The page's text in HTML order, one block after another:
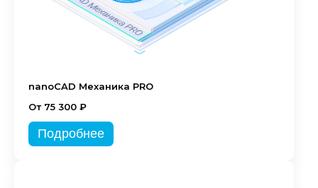
nanoCAD Механика PRO
От 75 300 ₽
Подробнее